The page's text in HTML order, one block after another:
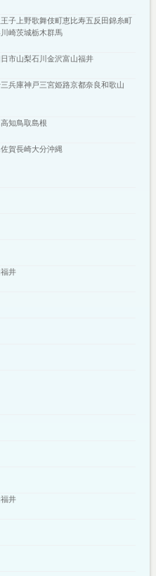
王子 上野歌舞伎町恵比寿五反田錦糸町
川崎茨城栃木群馬
市山梨石川金沢富山福井
兵庫神戸三宮姫路京都奈良和歌山
高知鳥取島根
佐賀長崎大分沖縄
福井
福井